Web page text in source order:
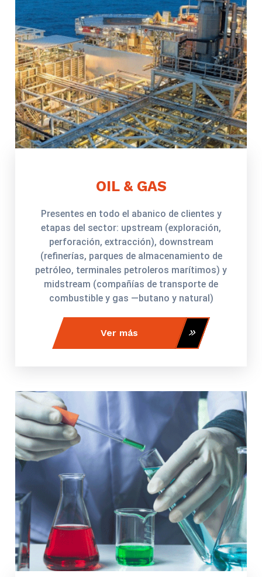
OIL & GAS
Presentes en todo el abanico de clientes y
etapas del sector: upstream (exploración,
perforación, extracción), downstream
(refinerías, parques de almacenamiento de
petróleo, terminales petroleros marítimos) y
midstream (compañías de transporte de
combustible y gas —butano y natural)
Ver más